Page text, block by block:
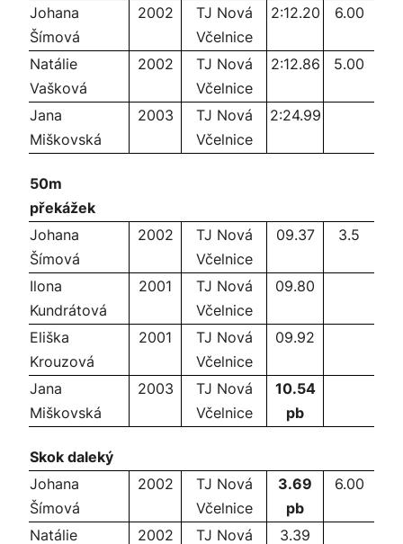
Johana
Šímová
2002
TJ Nová
Včelnice
2:12.20 6.00
Natálie
Vašková
2002
TJ Nová
Včelnice
2:12.86 5.00
Jana
Miškovská
2003
TJ Nová
Včelnice
2:24.99
50m
překážek
Johana
Šímová
2002
TJ Nová
Včelnice
09.37 3.5
Ilona
Kundrátová
2001
TJ Nová
Včelnice
09.80
Eliška
Krouzová
2001
TJ Nová
Včelnice
09.92
Jana
Miškovská
2003
TJ Nová
Včelnice
10.54
pb
Skok daleký
Johana
Šímová
2002
TJ Nová
Včelnice
3.69
pb
6.00
Natálie
2002
TJ Nová
3.39